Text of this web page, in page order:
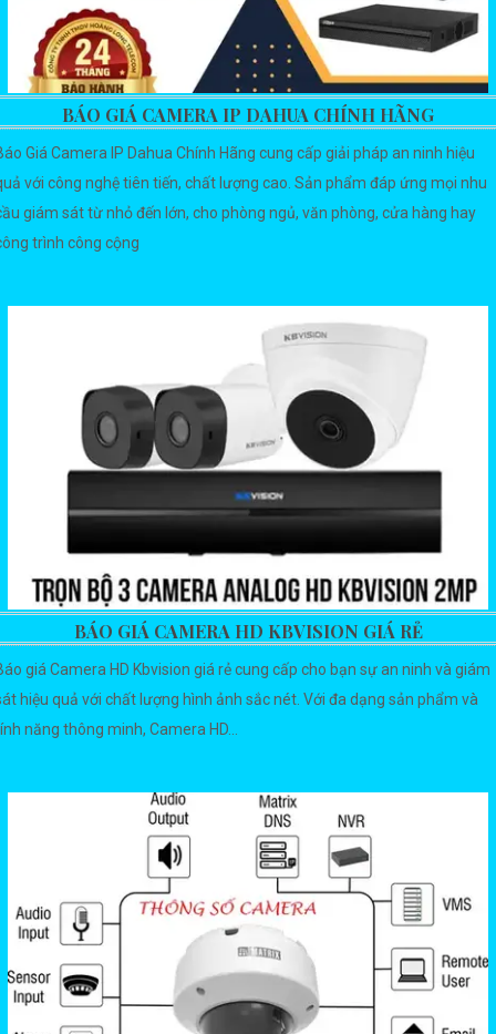
BÁO GIÁ CAMERA IP DAHUA CHÍNH HÃNG
Giá Camera IP Dahua Chính Hãng cung cấp giải pháp an ninh hiệu
với công nghệ tiên tiến, chất lượng cao. Sản phẩm đáp ứng mọi nhu
giám sát từ nhỏ đến lớn, cho phòng ngủ, văn phòng, cửa hàng hay
trình công cộng
BÁO GIÁ CAMERA HD KBVISION GIÁ RẺ
giá Camera HD Kbvision giá rẻ cung cấp cho bạn sự an ninh và giám
hiệu quả với chất lượng hình ảnh sắc nét. Với đa dạng sản phẩm và
năng thông minh, Camera HD...